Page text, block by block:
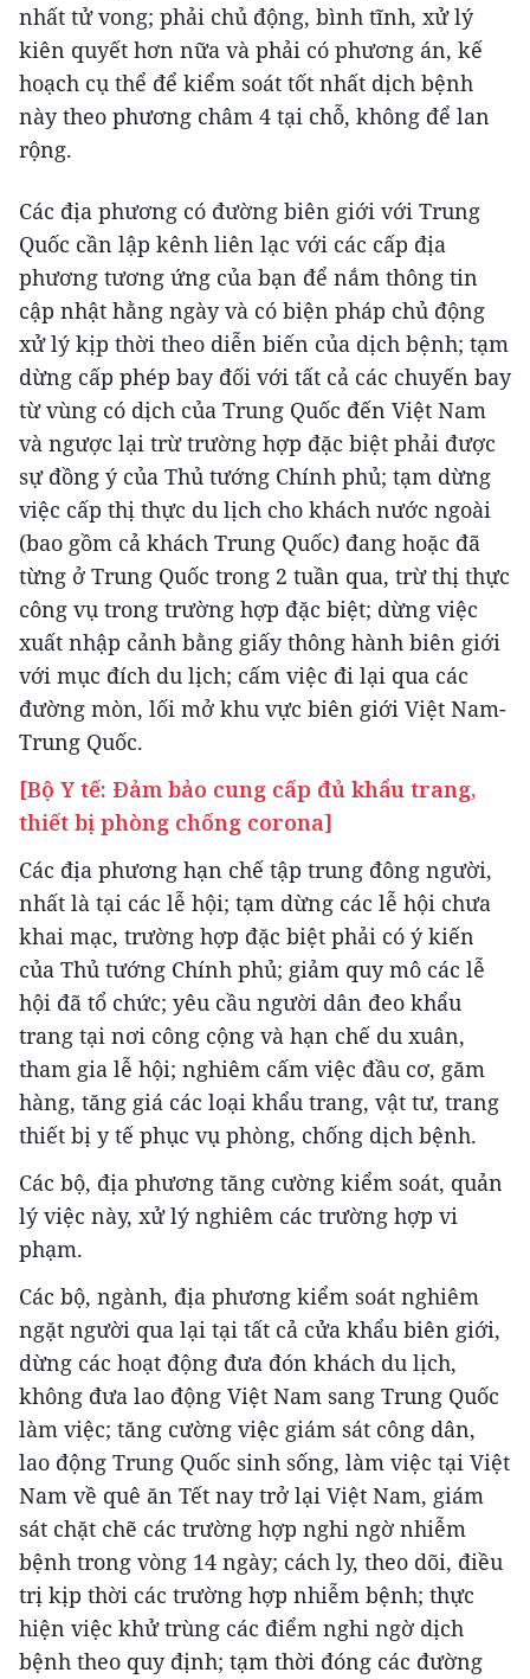
nhất tử vong; phải chủ động, bình tĩnh, xử lý
kiên quyết hơn nữa và phải có phương án, kế
hoạch cụ thể để kiểm soát tốt nhất dịch bệnh
này theo phương châm 4 tại chỗ, không để lan
rộng.
Các địa phương có đường biên giới với Trung
Quốc cần lập kênh liên lạc với các cấp địa
phương tương ứng của bạn để nắm thông tin
cập nhật hằng ngày và có biện pháp chủ động
xử lý kịp thời theo diễn biến của dịch bệnh; tạm
dừng cấp phép bay đối với tất cả các chuyến bay
từ vùng có dịch của Trung Quốc đến Việt Nam
và ngược lại trừ trường hợp đặc biệt phải được
sự đồng ý của Thủ tướng Chính phủ; tạm dừng
việc cấp thị thực du lịch cho khách nước ngoài
(bao gồm cả khách Trung Quốc) đang hoặc đã
từng ở Trung Quốc trong 2 tuần qua, trừ thị thực
công vụ trong trường hợp đặc biệt; dừng việc
xuất nhập cảnh bằng giấy thông hành biên giới
với mục đích du lịch; cấm việc đi lại qua các
đường mòn, lối mở khu vực biên giới Việt Nam-
Trung Quốc.
[Bộ Y tế: Đảm bảo cung cấp đủ khẩu trang,
thiết bị phòng chống corona]
Các địa phương hạn chế tập trung đông người,
nhất là tại các lễ hội; tạm dừng các lễ hội chưa
khai mạc, trường hợp đặc biệt phải có ý kiến
của Thủ tướng Chính phủ; giảm quy mô các lễ
hội đã tổ chức; yêu cầu người dân đeo khẩu
trang tại nơi công cộng và hạn chế du xuân,
tham gia lễ hội; nghiêm cấm việc đầu cơ, găm
hàng, tăng giá các loại khẩu trang, vật tư, trang
thiết bị y tế phục vụ phòng, chống dịch bệnh.
Các bộ, địa phương tăng cường kiểm soát, quản
lý việc này, xử lý nghiêm các trường hợp vi
phạm.
Các bộ, ngành, địa phương kiểm soát nghiêm
ngặt người qua lại tại tất cả cửa khẩu biên giới,
dừng các hoạt động đưa đón khách du lịch,
không đưa lao động Việt Nam sang Trung Quốc
làm việc; tăng cường việc giám sát công dân,
lao động Trung Quốc sinh sống, làm việc tại Việt
Nam về quê ăn Tết nay trở lại Việt Nam, giám
sát chặt chẽ các trường hợp nghi ngờ nhiễm
bệnh trong vòng 14 ngày; cách ly, theo dõi, điều
trị kịp thời các trường hợp nhiễm bệnh; thực
hiện việc khử trùng các điểm nghi ngờ dịch
bệnh theo quy định; tạm thời đóng các đường